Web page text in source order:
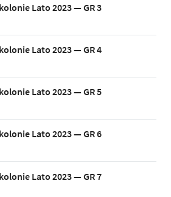
Lato 2023 — GR 3
Lato 2023 — GR 4
Lato 2023 — GR 5
Lato 2023 — GR 6
Lato 2023 — GR 7